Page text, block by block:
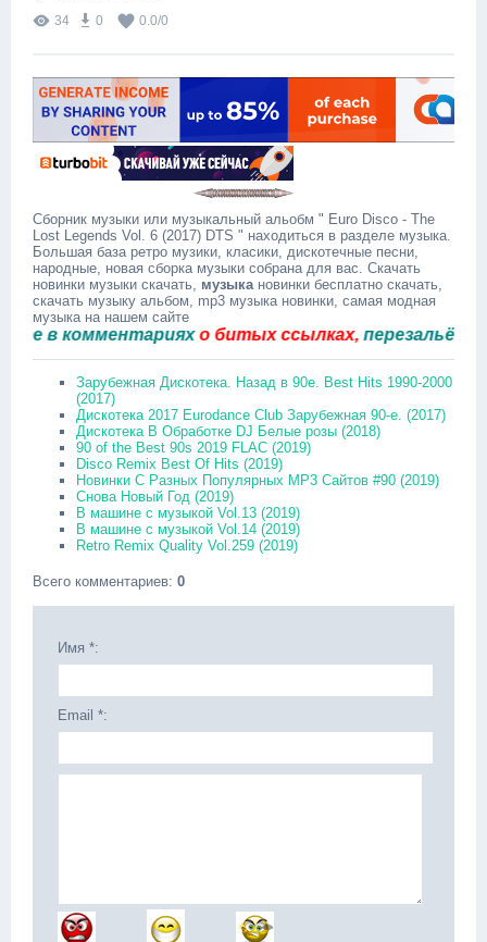
34
0 0.0/0
Сборник музыки или музыкальный альобм " Euro Disco - The
Lost Legends Vol. 6 (2017) DTS " находиться в разделе музыка.
Большая база ретро музики, класики, дискотечные песни,
народные, новая сборка музыки собрана для вас. Скачать
новинки музыки скачать, музыкановинки бесплатно скачать,
скачать музыку альбом, mp3 музыка новинки, самая модная
музыка на нашем сайте
комментарияхо битых ссылках,перезальём
Зарубежная Дискотека. Назад в 90е. Best Hits 1990-2000
(2017)
Дискотека 2017 Eurodance Club Зарубежная 90-е. (2017)
Дискотека В Обработке DJ Белые розы (2018)
90 of the Best 90s 2019 FLAC (2019)
Disco Remix Best Of Hits (2019)
Новинки С Разных Популярных MP3 Сайтов #90 (2019)
Снова Новый Год (2019)
В машине с музыкой Vol.13 (2019)
В машине с музыкой Vol.14 (2019)
Retro Remix Quality Vol.259 (2019)
Всего комментариев: 0
Имя *:
Email *: